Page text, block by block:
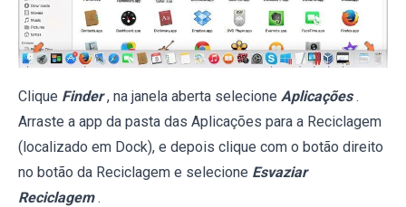
Clique Finder , na janela aberta selecione Aplicações .
Arraste a app da pasta das Aplicações para a Reciclagem
(localizado em Dock), e depois clique com o botão direito
no botão da Reciclagem e selecione Esvaziar
Reciclagem .